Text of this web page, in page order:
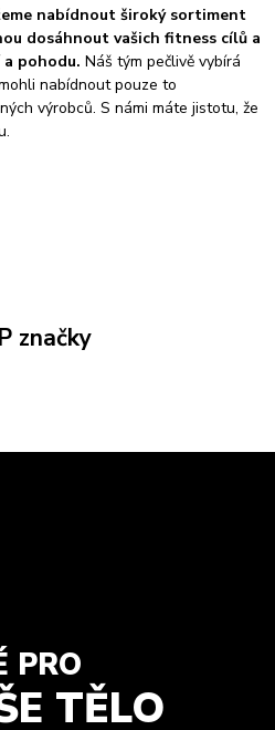
nabídnout široký sortiment
dosáhnout vašich fitness cílů a
pohodu. Náš tým pečlivě vybírá
nabídnout pouze to
výrobců. S námi máte jistotu, že
značky
PRO
TĚLO